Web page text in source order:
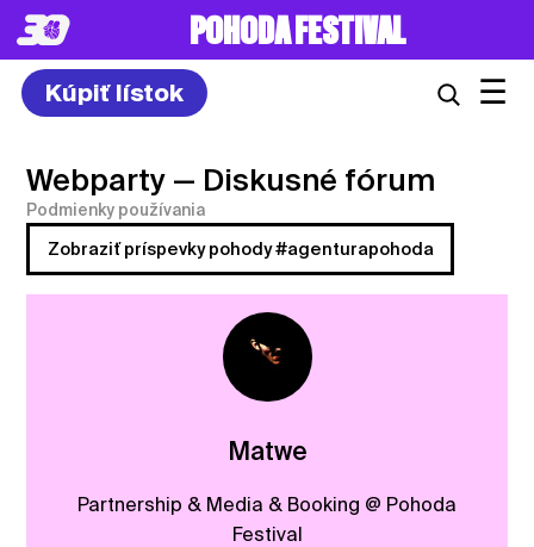
POHODA FESTIVAL
Kúpiť lístok ☰
Webparty — Diskusné fórum
Podmienky používania
Zobraziť príspevky pohody #agenturapohoda
Matwe
Partnership & Media & Booking @ Pohoda
Festival